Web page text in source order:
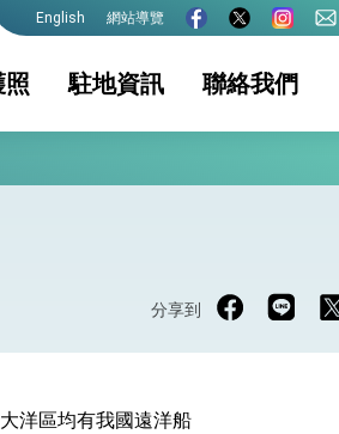
English 網站導覽
代表處及駐
領務線上預約時間
旅遊資訊
1
駐地資訊
關資訊 簽證及入境須知
聯絡我們
健康的創新能量
分享到
洋區均有我國遠洋船